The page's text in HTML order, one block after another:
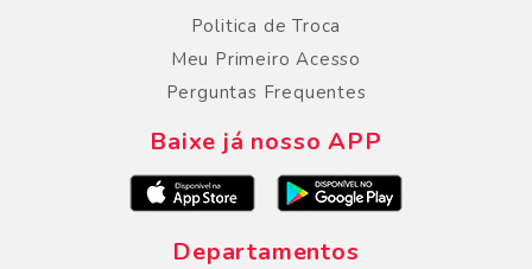
Politica de Troca
Meu Primeiro Acesso
Perguntas Frequentes
Baixe já nosso APP
Departamentos